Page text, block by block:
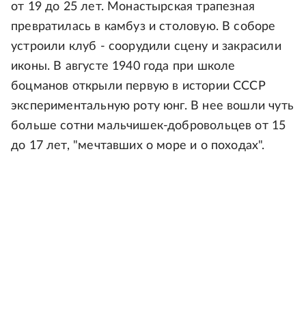
от 19 до 25 лет. Монастырская трапезная
превратилась в камбуз и столовую. В соборе
устроили клуб - соорудили сцену и закрасили
иконы. В августе 1940 года при школе
боцманов открыли первую в истории СССР
экспериментальную роту юнг. В нее вошли чуть
больше сотни мальчишек-добровольцев от 15
до 17 лет, "мечтавших о море и о походах".